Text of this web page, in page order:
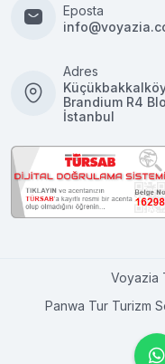
Eposta
Adres
Brandium R4
İstanbul
Voyazia
Panwa Tur Turizm